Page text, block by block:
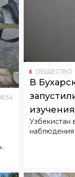
16: 54
В
Узбекистан